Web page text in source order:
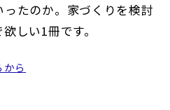
たのか。家づくりを検討
しい1冊です。
ら